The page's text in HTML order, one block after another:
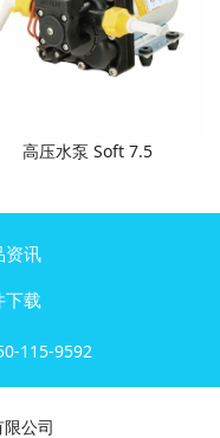
高压水泵 Soft 7.5
资讯
下载
115-9592
公司